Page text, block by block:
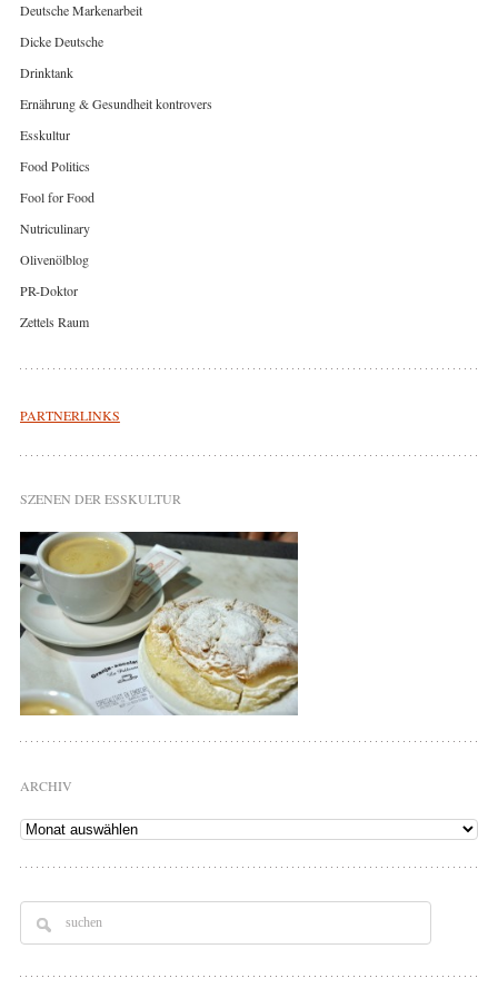
Deutsche Markenarbeit
Dicke Deutsche
Drinktank
Ernährung & Gesundheit kontrovers
Esskultur
Food Politics
Fool for Food
Nutriculinary
Olivenölblog
PR-Doktor
Zettels Raum
PARTNERLINKS
SZENEN DER ESSKULTUR
ARCHIV
Archiv